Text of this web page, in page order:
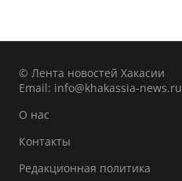
© Лента новостей Хакасии
Email: info@khakassia-news.ru
О нас
Контакты
Редакционная политика